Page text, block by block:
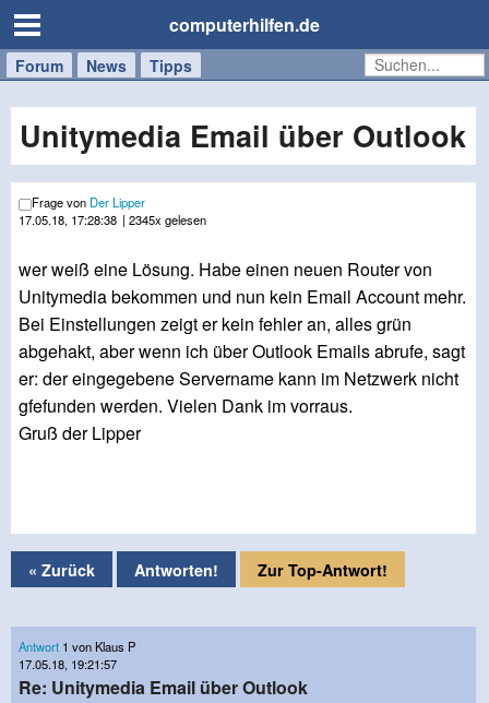
computerhilfen.de
Forum News Tipps
Handy
Tablet
Windows
Mac
Unitymedia Email über Outlook
Frage von Der Lipper
17.05.18, 17:28:38 | 2345x gelesen
wer weiß eine Lösung. Habe einen neuen Router von
Unitymedia bekommen und nun kein Email Account mehr.
Bei Einstellungen zeigt er kein fehler an, alles grün
abgehakt, aber wenn ich über Outlook Emails abrufe, sagt
er: der eingegebene Servername kann im Netzwerk nicht
gfefunden werden. Vielen Dank im vorraus.
Gruß der Lipper
« Zurück Antworten! Zur Top-Antwort!
Antwort 1 von Klaus P
17.05.18, 19:21:57
Re: Unitymedia Email über Outlook